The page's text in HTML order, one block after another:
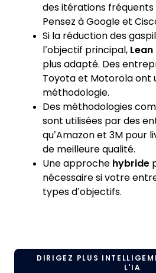
des itérations fréquents
Pensez à Google et
Si la réduction des
l’objectif principal, Lean
plus adapté. Des
Toyota et Motorola ont
méthodologie.
Des méthodologies
sont utilisées par des
qu’Amazon et 3M pour
de meilleure qualité.
Une approche hybride
nécessaire si votre
types d’objectifs.
DIRIGEZ PLUS
L'IA